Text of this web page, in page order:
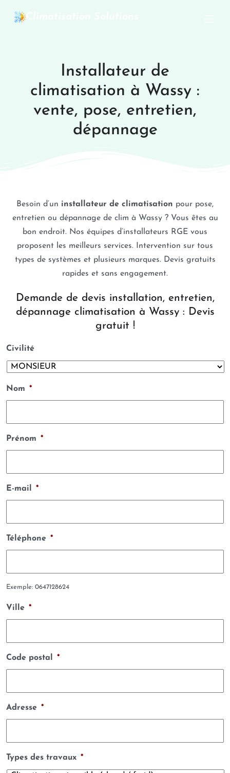
Installateur de
climatisation à Wassy :
vente, pose, entretien,
dépannage
Besoin d’un installateur de climatisation pour pose,
entretien ou dépannage de clim à Wassy ? Vous êtes au
bon endroit. Nos équipes d’installateurs RGE vous
proposent les meilleurs services. Intervention sur tous
types de systèmes et plusieurs marques. Devis gratuits
rapides et sans engagement.
Demande de devis installation, entretien,
dépannage climatisation à Wassy : Devis
gratuit !
Civilité
Nom *
Prénom *
E-mail *
Téléphone *
Exemple: 0647128624
Ville *
Code postal *
Adresse *
Types des travaux *